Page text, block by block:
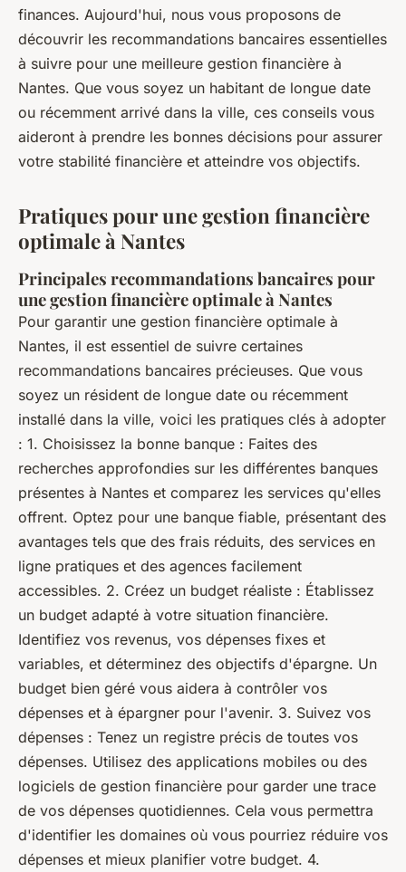
finances. Aujourd'hui, nous vous proposons de
découvrir les recommandations bancaires essentielles
à suivre pour une meilleure gestion financière à
Nantes. Que vous soyez un habitant de longue date
ou récemment arrivé dans la ville, ces conseils vous
aideront à prendre les bonnes décisions pour assurer
votre stabilité financière et atteindre vos objectifs.
Pratiques pour une gestion financière
optimale à Nantes
Principales recommandations bancaires pour
une gestion financière optimale à Nantes
Pour garantir une gestion financière optimale à
Nantes, il est essentiel de suivre certaines
recommandations bancaires précieuses. Que vous
soyez un résident de longue date ou récemment
installé dans la ville, voici les pratiques clés à adopter
: 1. Choisissez la bonne banque : Faites des
recherches approfondies sur les différentes banques
présentes à Nantes et comparez les services qu'elles
offrent. Optez pour une banque fiable, présentant des
avantages tels que des frais réduits, des services en
ligne pratiques et des agences facilement
accessibles. 2. Créez un budget réaliste : Établissez
un budget adapté à votre situation financière.
Identifiez vos revenus, vos dépenses fixes et
variables, et déterminez des objectifs d'épargne. Un
budget bien géré vous aidera à contrôler vos
dépenses et à épargner pour l'avenir. 3. Suivez vos
dépenses : Tenez un registre précis de toutes vos
dépenses. Utilisez des applications mobiles ou des
logiciels de gestion financière pour garder une trace
de vos dépenses quotidiennes. Cela vous permettra
d'identifier les domaines où vous pourriez réduire vos
dépenses et mieux planifier votre budget. 4.